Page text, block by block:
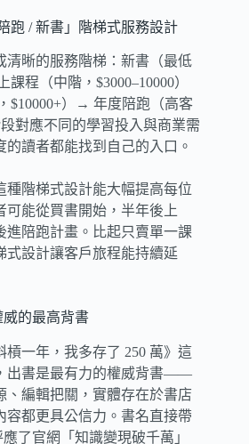
跑 / 新書」階梯式服務設計
清晰的服務階梯：新書（最低
程（中階，$3000–10000）
$10000+）→ 年度陪跑（高客
對應不同的學習投入與商業需
讀者都能找到自己的入口。
種階梯式設計能大幅提高每位
能從買書開始，半年後上
進陪跑計畫。比起只賣單一課
式設計讓客戶旅程能持續延
威的最高背書
槓一年，我多存了 250 萬》這
出書是最有力的權威背書——
、編輯把關，實體存在於書店
容都更具公信力。書名直接帶
了官網「知識變現破千萬」